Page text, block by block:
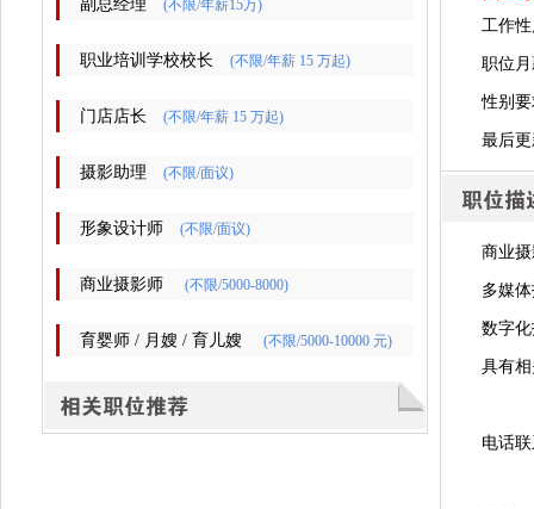
副总经理 (不限/年薪15万)
职业培训学校校长 (不限/年薪 15 万起)
门店店长 (不限/年薪 15 万起)
摄影助理 (不限/面议)
形象设计师 (不限/面议)
商业摄影师 (不限/5000-8000)
育婴师 / 月嫂 / 育儿嫂 (不限/5000-10000 元)
工作
职位月
性别
最后
商业
多媒
数字
具有
电话